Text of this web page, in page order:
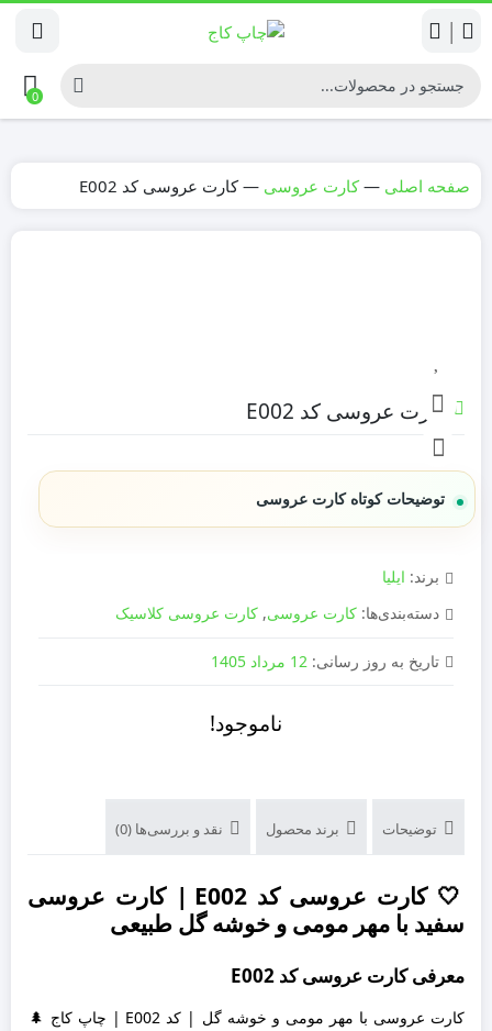
|
0
صفحه اصلی —کارت عروسی —کارت عروسی کد E002
کارت عروسی کد E002
توضیحات کوتاه کارت عروسی
برند: ایلیا
دسته‌بندی‌ها: کارت عروسی, کارت عروسی کلاسیک
تاریخ به روز رسانی: 12 مرداد 1405
ناموجود!
توضیحات برند محصول نقد و بررسی‌ها (0)
🤍 کارت عروسی کد E002 | کارت عروسی
سفید با مهر مومی و خوشه گل طبیعی
معرفی کارت عروسی کد E002
کارت عروسی با مهر مومی و خوشه گل | کد E002 | چاپ کاج 🌲